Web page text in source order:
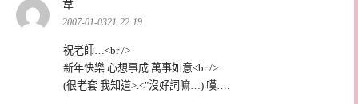
韋
示:
2007-01-0321:22:19
祝老師…<br />
新年快樂 心想事成 萬事如意<br />
(很老套 我知道>.<"沒好詞嘛…) 嘆….